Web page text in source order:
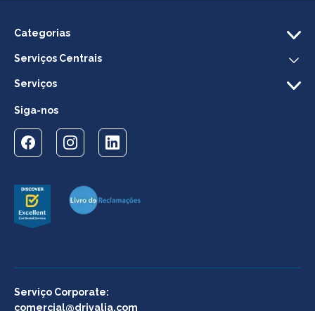
Categorias
Serviços Centrais
Serviços
Siga-nos
Serviço Corporate:
comercial@drivalia.com